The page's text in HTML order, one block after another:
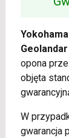
Yokohama
opona
objęta
W
gwarancja